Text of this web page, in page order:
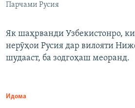
Парчами Русия
Як шаҳрванди Узбекистонро,
нерӯҳои Русия дар вилояти
шудааст, ба зодгоҳаш меоранд.
Идома